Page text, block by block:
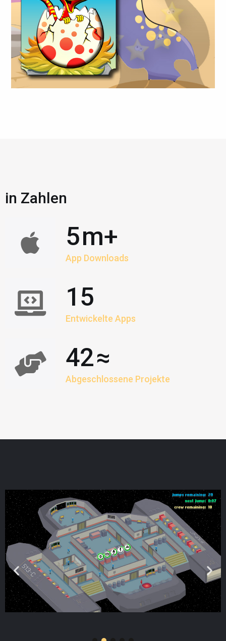
Kula
Videospiele
Kinderspiele
in Zahlen
5m+
App Downloads
15
Entwickelte Apps
42≈
Abgeschlossene Projekte